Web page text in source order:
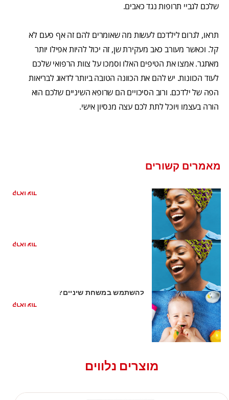
שלכם לגביי תרופות נגד כאבים.
תראו, לגרום לילדכם לעשות מה שאומרים להם זה אף פעם לא
קל. וכאשר מעורב כאב מעקירת שן, זה יכול להיות אפילו יותר
מאתגר. אמצו את הטיפים האלו וסמכו על צוות הרפואי שלכם
לעוד הכוונות. יש להם את הכוונה הטובה ביותר לדאוג לבריאות
הפה של ילדכם. ורוב הסיכויים הם שרופא השיניים שלכם הוא
הורה בעצמו ויוכל לתת לכם עצה מנסיון אישי.
מאמרים קשורים
קראו עוד
קראו עוד
להשתמש במשחת שיניים?
קראו עוד
מוצרים נלווים